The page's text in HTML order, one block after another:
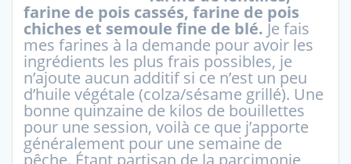
farine de pois cassés, farine de pois
chiches et semoule fine de blé. Je fais
mes farines à la demande pour avoir les
ingrédients les plus frais possibles, je
n’ajoute aucun additif si ce n’est un peu
d’huile végétale (colza/sésame grillé). Une
bonne quinzaine de kilos de bouillettes
pour une session, voilà ce que j’apporte
généralement pour une semaine de
pêche. Étant partisan de la parcimonie,